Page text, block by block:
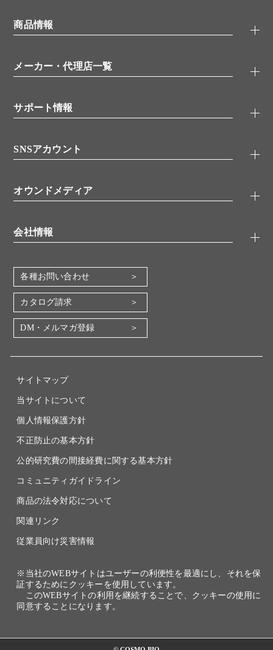
ELISA/ELISpot検索
品番検索
無料サンプル
ウェビナー （オンラインセミナー）
学会・展示スケジュール
商品情報
抗体
シグナル伝達
糖類／レクチン
分子生物
バイオメディカル(環境・食品)
機器・消耗品
メーカー・代理店一覧
代理店
サポート情報
アプリケーションノート
書類ダウンロード
SNSアカウント
YouTube
オウンドメディア
会社情報
会社概要
地図・アクセス（本社）
IR情報
電子公告
各種お問い合わせ
カタログ請求
DM・メルマガ登録
サイトマップ
当サイトについて
個人情報保護方針
不正防止の基本方針
公的研究費の間接経費に関する基本方針
コミュニティガイドライン
商品の法令対応について
関連リンク
従業員向け災害情報
※当社のWEBサイトはユーザーの利便性を最適にし、それを保
証するためにクッキーを使用しています。
このWEBサイトの利用を継続することで、クッキーの使用に
同意することになります。